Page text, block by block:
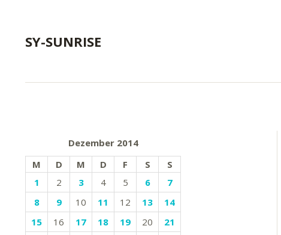
SY-SUNRISE
Dezember 2014
M
D M D F S
S
1
2 3 4 5 6
7
8
9 10 11 12 13
14
15
16 17 18 19 20
21